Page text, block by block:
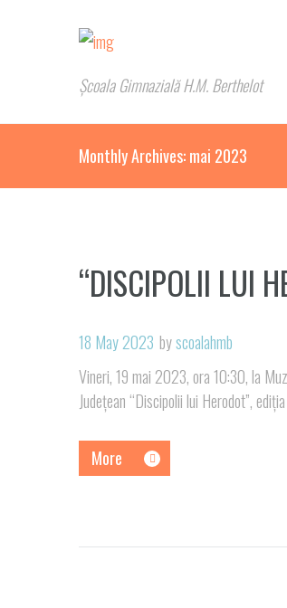
Școala Gimnazială H.M. Berthelot
Monthly Archives: mai 2023
“DISCIPOLII LUI
18 May 2023 byscoalahmb
Vineri, 19 mai 2023, ora 10:30, la
Județean “Discipolii lui Herodot”,
More